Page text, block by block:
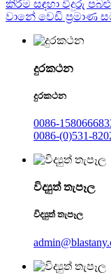
කිරීම සඳහා වීදුරු පබළු
වානේ වෙඩි ප්‍රමාණ
දුරකථන
දුරකථන
0086-
0086-(0)531-
විද්‍යුත් තැපෑල
විද්‍යුත් තැපෑල